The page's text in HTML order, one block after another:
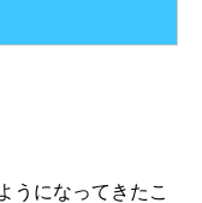
うになってきたこ